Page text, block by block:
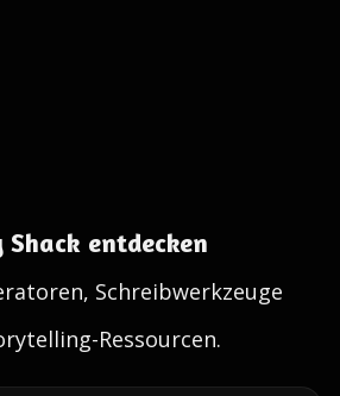
Shack entdecken
Schreibwerkzeuge
Ressourcen.